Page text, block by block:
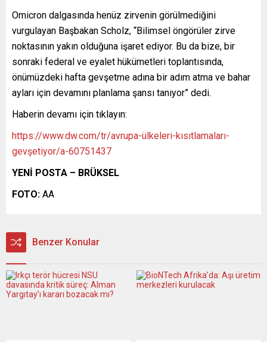
Omicron dalgasında henüz zirvenin görülmediğini
vurgulayan Başbakan Scholz, “Bilimsel öngörüler zirve
noktasının yakın olduğuna işaret ediyor. Bu da bize, bir
sonraki federal ve eyalet hükümetleri toplantısında,
önümüzdeki hafta gevşetme adına bir adım atma ve bahar
ayları için devamını planlama şansı tanıyor” dedi.
Haberin devamı için tıklayın:
https://www.dw.com/tr/avrupa-ülkeleri-kısıtlamaları-
gevşetiyor/a-60751437
YENİ POSTA – BRÜKSEL
FOTO: AA
Benzer Konular